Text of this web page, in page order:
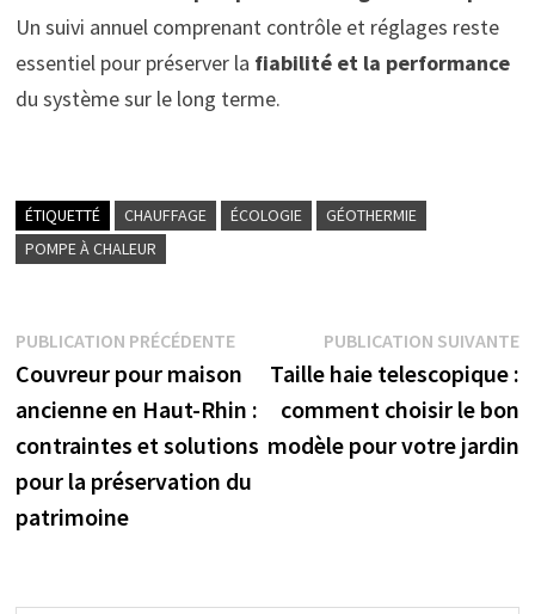
Un suivi annuel comprenant contrôle et réglages reste
essentiel pour préserver la fiabilité et la performance
du système sur le long terme.
ÉTIQUETTÉ CHAUFFAGE ÉCOLOGIE
GÉOTHERMIE
POMPE À CHALEUR
Navigation
de
l’article
PUBLICATION PRÉCÉDENTEPublication
précédente :
Couvreur pour maison
ancienne en Haut-Rhin :
contraintes et solutions
pour la préservation du
patrimoine
PUBLICATION SUIVANTE
Taille haie telescopique :
comment choisir le bon
modèle pour votre jardin